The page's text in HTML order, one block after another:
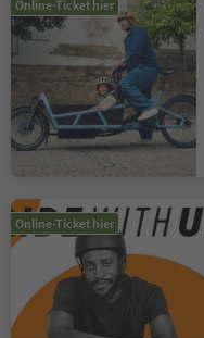
Online-Ticket hier
Online-Ticket hier